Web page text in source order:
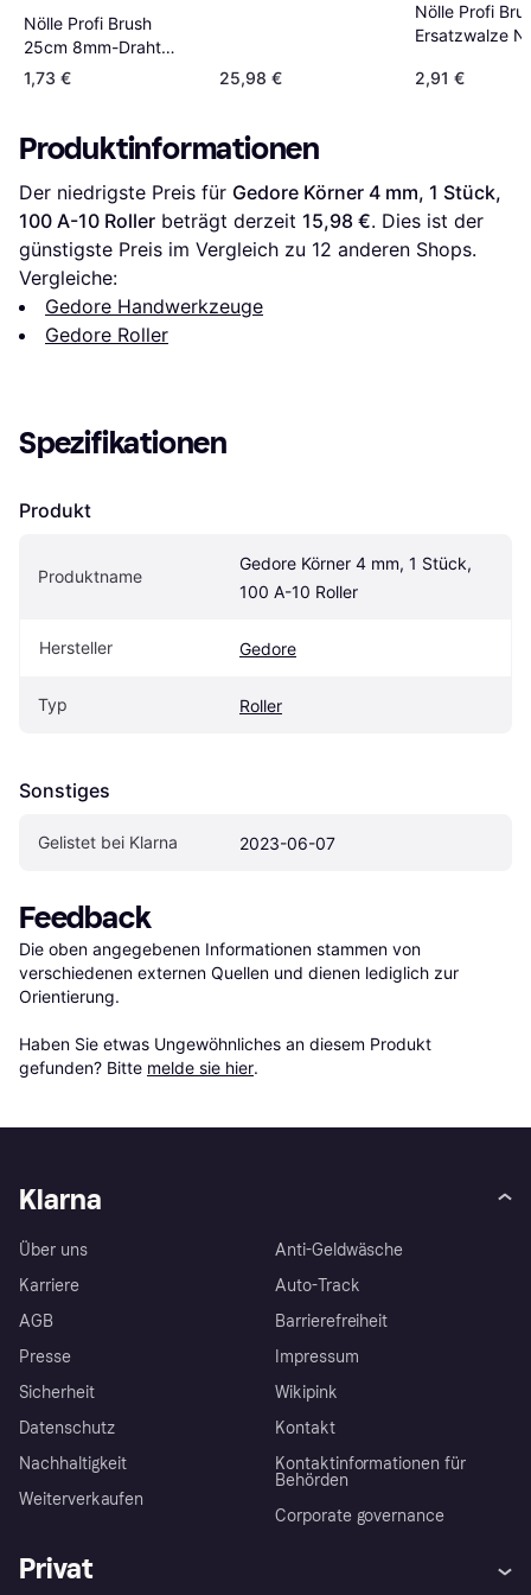
Nölle Profi Brush
25cm 8mm-Draht
Roller
1,73 € 25,98 €
Nölle Profi
Ersatzwalze
2,91 €
Produktinformationen
Der niedrigste Preis für Gedore Körner 4 mm, 1 Stück,
100 A-10 Roller beträgt derzeit 15,98 €. Dies ist der
günstigste Preis im Vergleich zu 12 anderen Shops.
Vergleiche:
Gedore Handwerkzeuge
Gedore Roller
Spezifikationen
Produkt
Produktname
Gedore Körner 4 mm, 1 Stück,
100 A-10 Roller
Hersteller Gedore
Typ Roller
Sonstiges
Gelistet bei Klarna 2023-06-07
Feedback
Die oben angegebenen Informationen stammen von
verschiedenen externen Quellen und dienen lediglich zur
Orientierung.
Haben Sie etwas Ungewöhnliches an diesem Produkt
gefunden? Bitte melde sie hier.
Klarna
Über uns
Karriere
AGB
Presse
Sicherheit
Datenschutz
Nachhaltigkeit
Weiterverkaufen
Anti-Geldwäsche
Auto-Track
Barrierefreiheit
Impressum
Wikipink
Kontakt
Kontaktinformationen für
Behörden
Corporate governance
Privat